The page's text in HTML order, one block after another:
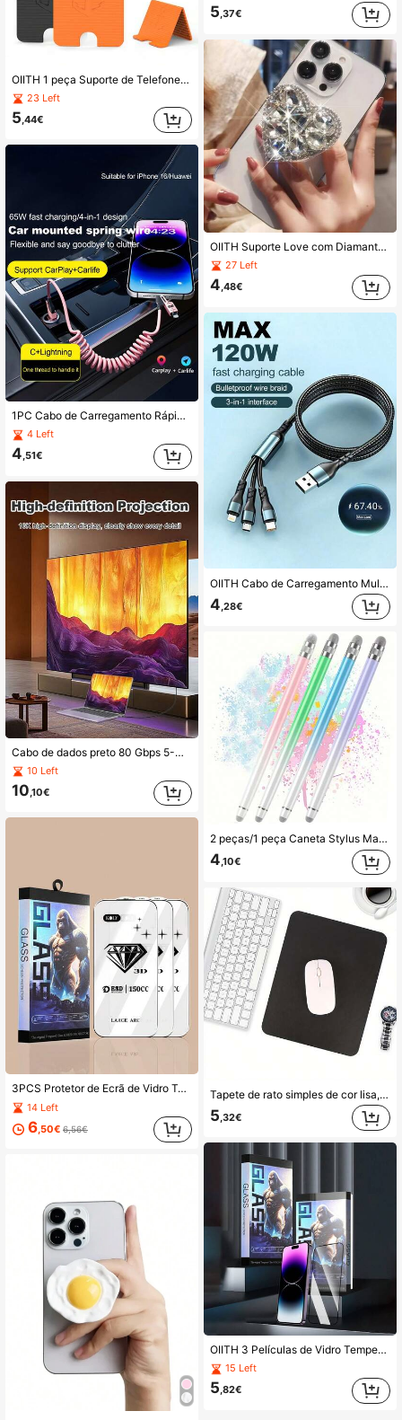
OIITH 1 peça Suporte de Telefone Dobrável em Silicone, Suporte de Telefone Portátil Dobrável Criativo Mais Vendido, Suporte Universal para Tablet e Telefone para Ver TV, Conveniente para Ver Vídeos Sem Mãos em Casa, Suporte de Telefone em Silicone, Suporte Flexível Multifuncional Criativo para Tablet e Portátil
23 Left
5 ,44€
1PC Cabo de Carregamento Rápido 4 em 1 com Mola, Comprimento Ajustável, Material PVC, Cabo de Carregamento Compatível com iPhone15/iPhone16 Series, Carregamento Rápido para Carro e Telemóvel, USB-C para USB-C, USB-C para Micro, Carregamento USB (Tamanho Máximo de Expansão 1,5m)
4 Left
4,51€
Cabo de dados preto 80 Gbps 5-Cabo de dados 240W (máx.), 16K adequado para transmissão USB de função completa. Pode ser utilizado para ligar TV, computador e telemóvel, cabo de dados Type-C de carregamento rápido adequado para transmissão de função completa 80 Gb, projeção de ecrã 16K
10 Left
10,10€
3PCS Protetor de Ecrã de Vidro Temperado Transparente de Alta Definição para Telemóvel, Compatível com Dispositivos Apple. Oferece Proteção Contra Arranhões e Impactos. A Superfície Anti-Impressão Digital Tem uma Textura Suave, Compatível com a Série Apple 17/17 Pro/17 Pro Max
14 Left
6,50€ 6,56€
5,37€
OIITH Suporte Love com Diamantes, Suporte de Telemóvel em Forma de Coração com Diamantes Luxuoso com Múltiplas Opções de Cor. Suporte de Secretária Lazy, com Suporte Extensível e Adesivo. Uma Ferramenta Prática para Ver Séries em Maratona. Pode Ser Utilizado em Combinação com Capas de Telemóvel
27 Left
4,48€
OIITH Cabo de Carregamento Multifunções 120W (Máx.), 3,9 pés/6,6 pés, Cabo 3 em 1 Prático em Nylon Trançado, Carregamento Rápido Type-C, Cabo de Carregamento em Nylon Trançado com Excelente Durabilidade, Compatível com iPhone 16/15/14/13/12/11, Compatível com Samsung, Telemóveis Android e Tablets
4 ,28€
2 peças/1 peça Caneta Stylus Macaron Colorida, Caneta Capacitiva Universal Multifunção de Ponta Dupla, Adequada para Tablets, Compatível com Tablets Apple e Android, Fácil de Operar, Stylus para Ecrã Tátil
4,10€
Tapete de rato simples de cor lisa, tapete de rato para secretária, apoio de pulso, tapete de rato para gaming e escrita, adequado para tapete de computador de escritório, regresso às aulas, tapete de rato de couro de cor lisa, tamanho pequeno/médio/grande para tapetes de secretária de portátil e escritório
5 ,32€
OIITH 3 Películas de Vidro Temperado Cristalino com Bordas Pretas, Película Protetora de Ecrã Transparente e Clara, com Função Retina Anti-Poeira. Compatível com Películas Protetoras de Ecrã Apple 17/17 Pro Max/17 Pro. Fácil de Utilizar para Principiantes
15 Left
5,82€